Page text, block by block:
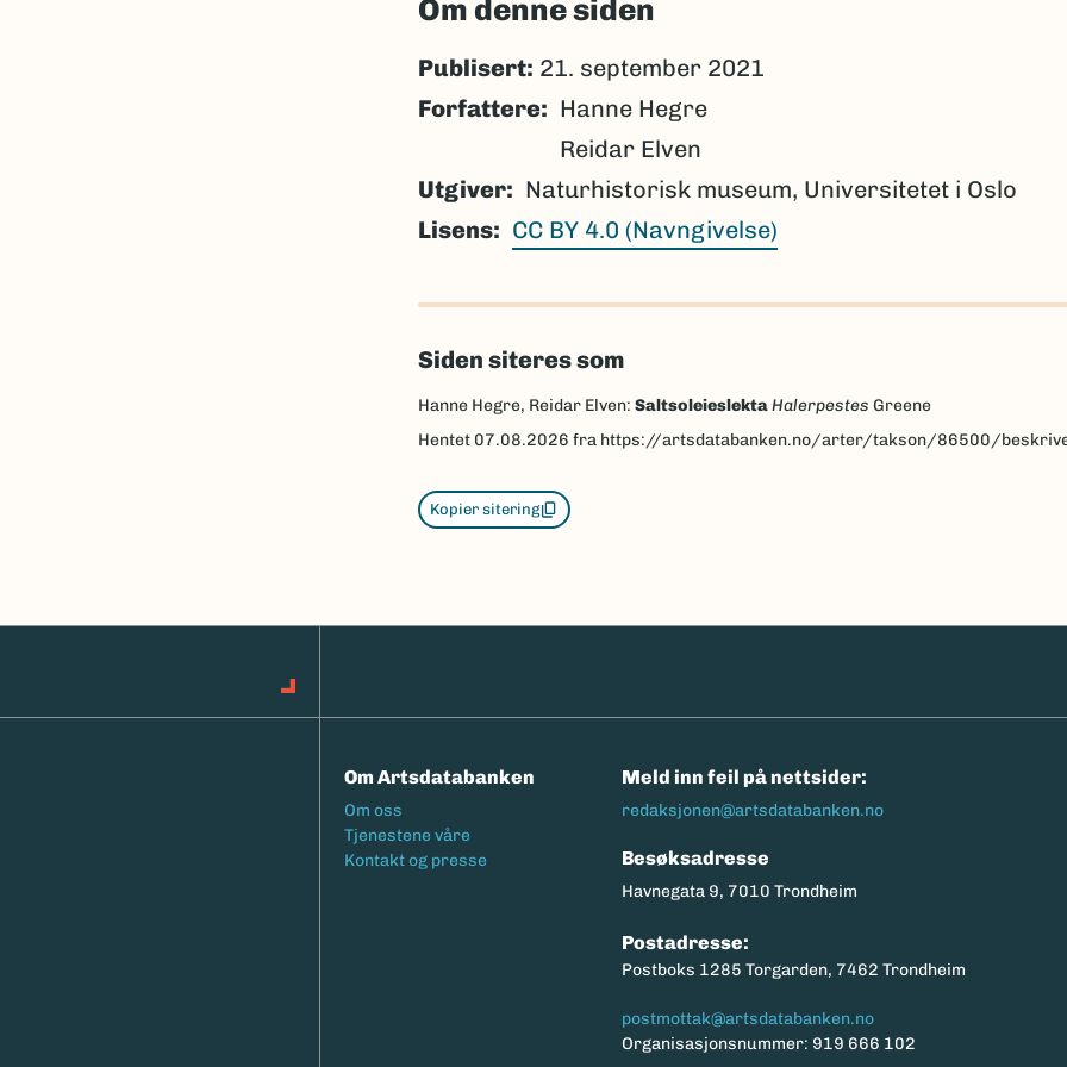
Om denne siden
Publisert: 21. september 2021
Forfattere
Hanne Hegre
Reidar Elven
Utgiver
Naturhistorisk museum, Universitetet i Oslo
Lisens
CC BY 4.0 (Navngivelse)
Siden siteres som
Hanne Hegre, Reidar Elven: SaltsoleieslektaHalerpestes Greene
Hentet 07.08.2026 fra https://artsdatabanken.no/arter/takson/86500/
Kopier sitering
Om Artsdatabanken
Footermeny
Om oss
Tjenestene våre
Kontakt og presse
Meld inn feil på nettsider:
redaksjonen@artsdatabanken.no
Besøksadresse
Havnegata 9, 7010 Trondheim
Postadresse:
Postboks 1285 Torgarden, 7462 Trondheim
postmottak@artsdatabanken.no
Organisasjonsnummer: 919 666 102